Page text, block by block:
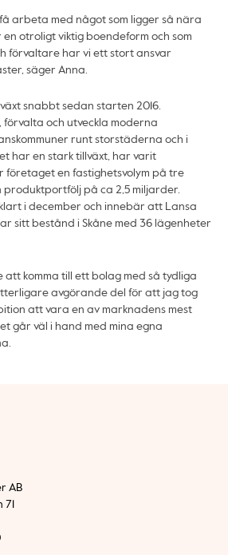
arbeta med något som ligger så nära
otroligt viktig boendeform och som
förvaltare har vi ett stort ansvar
säger Anna.
snabbt sedan starten 2016.
och utveckla moderna
runt storstäderna och i
har en stark tillväxt, har varit
företaget en fastighetsvolym på tre
produktportfölj på ca 2,5 miljarder.
i december och innebär att Lansa
sitt bestånd i Skåne med 36 lägenheter
att komma till ett bolag med så tydliga
avgörande del för att jag tog
att vara en av marknadens mest
går väl i hand med mina egna
AB